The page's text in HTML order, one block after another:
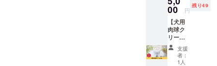
営活動は、
個人や、企
業等の皆様
方から頂く
寄付金、物
品支援等に
パネル
に個
人・企
業スポ
ンサー
支援者
様みな
さまの
日程：
別途調
整（予
約必
須） ・
場所：
いすみ
動物病
00 円
残り49
【犬用
肉球ク
リーム
50g】
わん
ちゃん
支援
者：
1人